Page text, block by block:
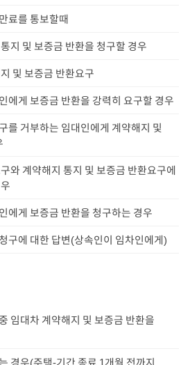
료를 통보할때
지 및 보증금 반환을 청구할 경우
및 보증금 반환요구
에게 보증금 반환을 강력히 요구할 경우
를 거부하는 임대인에게 계약해지 및
와 계약해지 통지 및 보증금 반환요구에
에게 보증금 반환을 청구하는 경우
구에 대한 답변(상속인이 임차인에게)
임대차 계약해지 및 보증금 반환을